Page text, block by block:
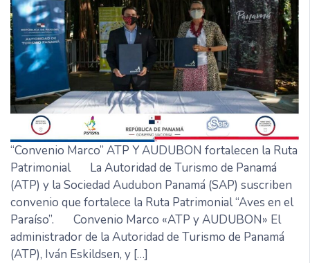
“Convenio Marco” ATP Y AUDUBON fortalecen la Ruta
Patrimonial La Autoridad de Turismo de Panamá
(ATP) y la Sociedad Audubon Panamá (SAP) suscriben
convenio que fortalece la Ruta Patrimonial “Aves en el
Paraíso”. Convenio Marco «ATP y AUDUBON» El
administrador de la Autoridad de Turismo de Panamá
(ATP), Iván Eskildsen, y […]